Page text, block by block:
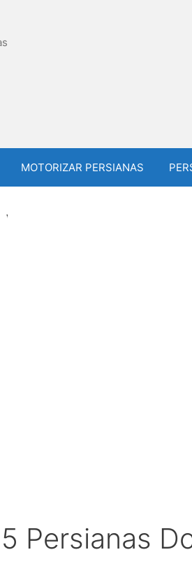
MOTORIZAR PERSIANAS
Persianas